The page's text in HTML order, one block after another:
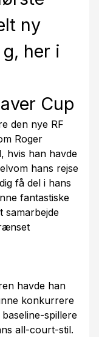
ny
her i
Cup
den nye RF
Roger
hvis han havde
hans rejse
få del i hans
fantastiske
samarbejde
havde han
konkurrere
spillere
all-court-stil.